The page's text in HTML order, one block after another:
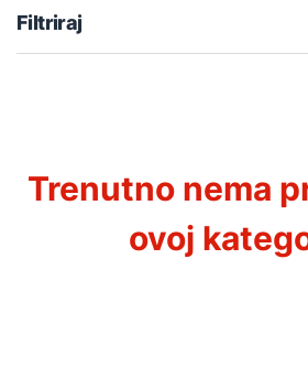
Filtriraj
Trenutno nema
ovoj